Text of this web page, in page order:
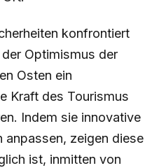
konfrontiert
Optimismus der
Osten ein
Kraft des Tourismus
Indem sie innovative
anpassen, zeigen diese
ist, inmitten von